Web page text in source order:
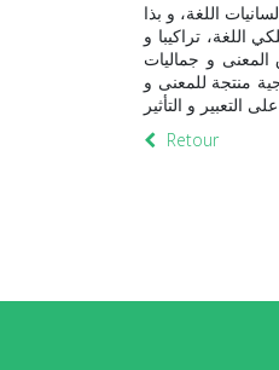
اللغة، و بذا
اللغة، تراكيبا و
و جماليات
منتجة للمعنى و
Retour